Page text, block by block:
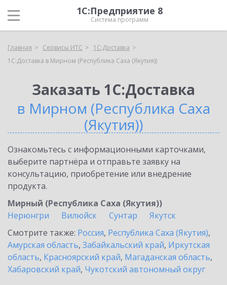
1С:Предприятие 8
Система программ
Главная Сервисы ИТС
1С:Доставка
1С:Доставка в Мирном (Республика Саха (Якутия))
Заказать 1С:Доставка
в Мирном (Республика Саха
(Якутия))
Ознакомьтесь с информационными карточками,
выберите партнёра и отправьте заявку на
консультацию, приобретение или внедрение
продукта.
Мирный (Республика Саха (Якутия))
Нерюнгри
Вилюйск Сунтар
Якутск
Смотрите также: Россия, Республика Саха (Якутия),
Амурская область, Забайкальский край, Иркутская
область, Красноярский край, Магаданская область,
Хабаровский край, Чукотский автономный округ